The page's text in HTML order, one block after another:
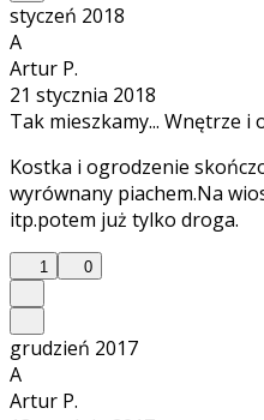
styczeń 2018
A
Artur P.
21 stycznia 2018
Tak mieszkamy... Wnętrze i
Kostka i ogrodzenie
wyrównany piachem.Na
itp.potem już tylko droga.
1 0
grudzień 2017
A
Artur P.